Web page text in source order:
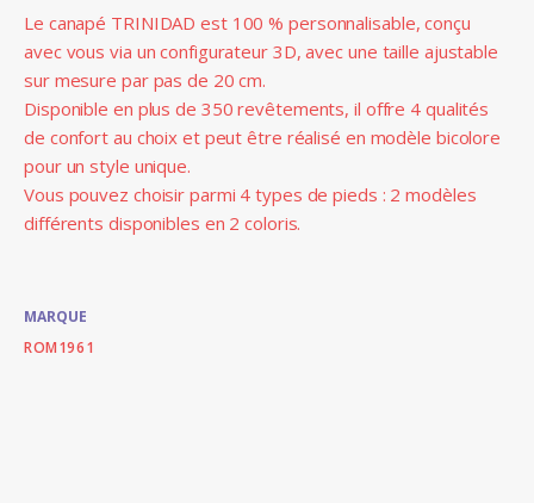
Le canapé TRINIDAD est 100 % personnalisable, conçu
avec vous via un configurateur 3D, avec une taille ajustable
sur mesure par pas de 20 cm.
Disponible en plus de 350 revêtements, il offre 4 qualités
de confort au choix et peut être réalisé en modèle bicolore
pour un style unique.
Vous pouvez choisir parmi 4 types de pieds : 2 modèles
différents disponibles en 2 coloris.
MARQUE
ROM1961